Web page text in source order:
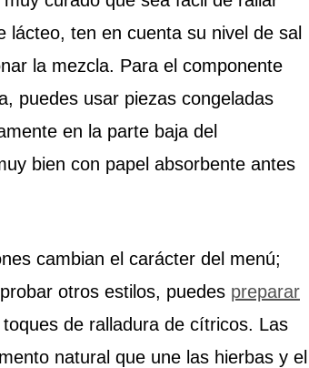
ten en cuenta su nivel de sal
la mezcla. Para el componente
puedes usar piezas congeladas
en la parte baja del
bien con papel absorbente antes
cambian el carácter del menú;
otros estilos, puedes preparar
de ralladura de cítricos. Las
natural que une las hierbas y el